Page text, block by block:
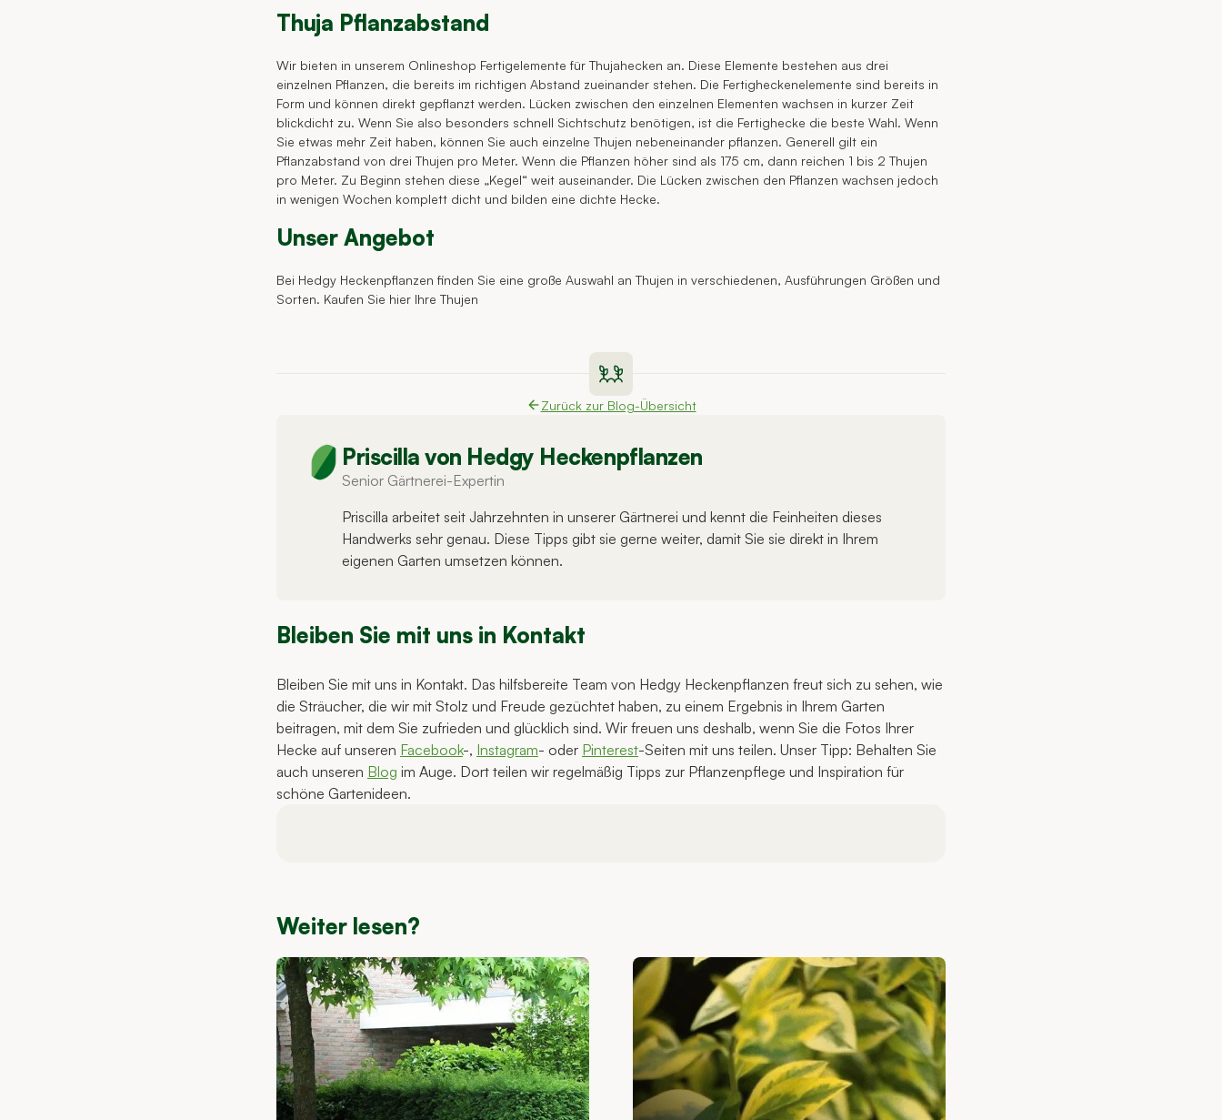
Thuja Pflanzabstand
Wir bieten in unserem Onlineshop Fertigelemente für Thujahecken an. Diese Elemente bestehen aus drei
einzelnen Pflanzen, die bereits im richtigen Abstand zueinander stehen. Die Fertigheckenelemente sind bereits in
Form und können direkt gepflanzt werden. Lücken zwischen den einzelnen Elementen wachsen in kurzer Zeit
blickdicht zu. Wenn Sie also besonders schnell Sichtschutz benötigen, ist die Fertighecke die beste Wahl. Wenn
Sie etwas mehr Zeit haben, können Sie auch einzelne Thujen nebeneinander pflanzen. Generell gilt ein
Pflanzabstand von drei Thujen pro Meter. Wenn die Pflanzen höher sind als 175 cm, dann reichen 1 bis 2 Thujen
pro Meter. Zu Beginn stehen diese „Kegel“ weit auseinander. Die Lücken zwischen den Pflanzen wachsen jedoch
in wenigen Wochen komplett dicht und bilden eine dichte Hecke.
Unser Angebot
Bei Hedgy Heckenpflanzen finden Sie eine große Auswahl an Thujen in verschiedenen, Ausführungen Größen und
Sorten. Kaufen Sie hier Ihre Thujen
Zurück zur Blog-Übersicht
Priscilla von Hedgy Heckenpflanzen
Senior Gärtnerei-Expertin
Priscilla arbeitet seit Jahrzehnten in unserer Gärtnerei und kennt die Feinheiten dieses
Handwerks sehr genau. Diese Tipps gibt sie gerne weiter, damit Sie sie direkt in Ihrem
eigenen Garten umsetzen können.
Bleiben Sie mit uns in Kontakt
Bleiben Sie mit uns in Kontakt. Das hilfsbereite Team von Hedgy Heckenpflanzen freut sich zu sehen, wie
die Sträucher, die wir mit Stolz und Freude gezüchtet haben, zu einem Ergebnis in Ihrem Garten
beitragen, mit dem Sie zufrieden und glücklich sind. Wir freuen uns deshalb, wenn Sie die Fotos Ihrer
Hecke auf unseren Facebook-, Instagram- oder Pinterest-Seiten mit uns teilen. Unser Tipp: Behalten Sie
auch unseren Blog im Auge. Dort teilen wir regelmäßig Tipps zur Pflanzenpflege und Inspiration für
schöne Gartenideen.
Weiter lesen?